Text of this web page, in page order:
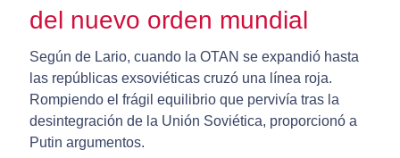
del nuevo orden mundial
Según de Lario, cuando la OTAN se expandió hasta
las repúblicas exsoviéticas cruzó una línea roja.
Rompiendo el frágil equilibrio que pervivía tras la
desintegración de la Unión Soviética, proporcionó a
Putin argumentos.